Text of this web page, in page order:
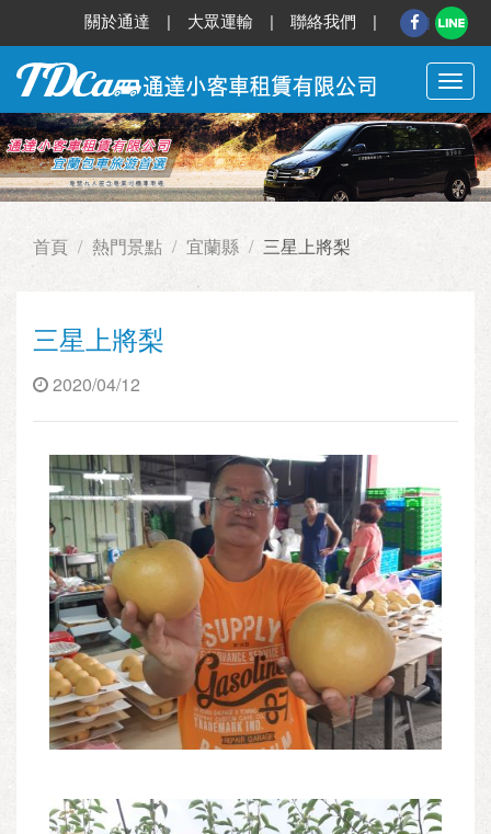
關於通達 | 大眾運輸 | 聯絡我們 |
切
換
選
單
首頁 熱門景點 宜蘭縣 三星上將梨
三星上將梨
2020/04/12